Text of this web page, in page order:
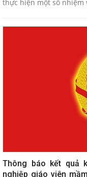
thực hiện một số nhiệm
Thông báo kết quả
nghiệp giáo viên